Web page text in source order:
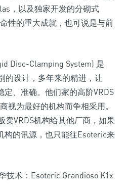
，以及独家开发的分砌式
性的重大成就，也可说是与前
Disc-Clamping System) 是
的设计，多年来的精进，让
定、准确。他们家的高阶VRDS
视为最好的机构而争相采用。
卖VRDS机构给其他厂商，如果
构的讯源，也只能往Esoteric来